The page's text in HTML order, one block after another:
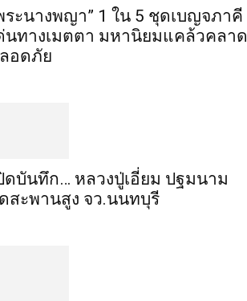
ระ​นาง​พญา” 1 ใน 5​ ชุดเบญจ​ภาคี​
นทางเมตตา​ มหา​นิยม​แคล้วคลาด​
อดภัย​
ดบันทึก… หลวงปู่เอี่ยม ​ปฐม​นาม​
สะพานสูง​ จว.นนทบุรี